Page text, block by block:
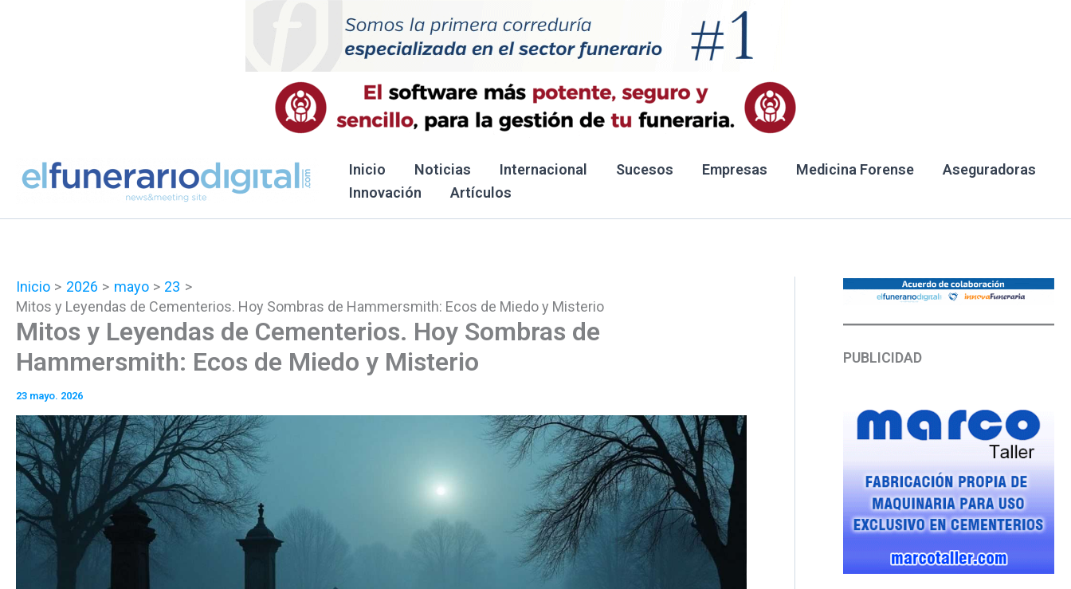
Inicio Noticias Internacional Sucesos Empresas Medicina Forense
Aseguradoras
Innovación
Artículos
Inicio 2026 mayo
23
Mitos y Leyendas de Cementerios. Hoy Sombras de Hammersmith: Ecos de Miedo y Misterio
Mitos y Leyendas de Cementerios. Hoy Sombras de
Hammersmith: Ecos de Miedo y Misterio
23 mayo. 2026
PUBLICIDAD